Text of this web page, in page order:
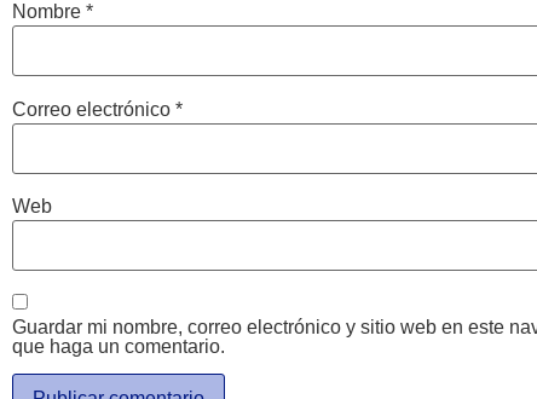
Nombre *
Correo electrónico *
Web
Guardar mi nombre, correo electrónico y sitio web en este
que haga un comentario.